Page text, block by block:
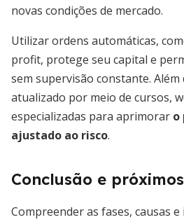
novas condições de mercado.
Utilizar ordens automáticas,
profit, protege seu capital e
sem supervisão constante.
atualizado por meio de cursos,
especializadas para aprimorar o
ajustado ao risco.
Conclusão e
Compreender as fases, causas e